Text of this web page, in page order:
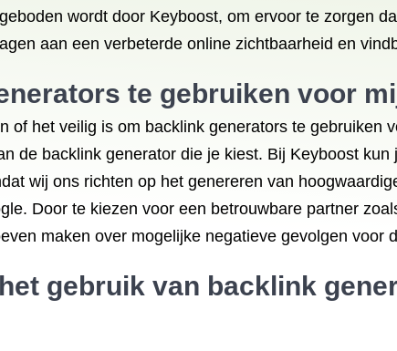
wordt door Keyboost, om ervoor te zorgen
aan een verbeterde online zichtbaarheid en
te gebruiken voor
of het veilig is om backlink generators te gebruiken
de backlink generator die je kiest. Bij Keyboost
wij ons richten op het genereren van
Door te kiezen voor een betrouwbare partner
maken over mogelijke negatieve gevolgen voor
gebruik van backlink